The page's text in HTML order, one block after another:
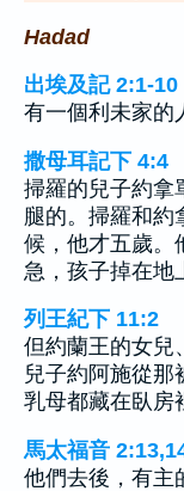
Hadad
出埃及記 2:1-10
有一個利未家
撒母耳記下 4:4
掃羅的兒子約拿
腿的。掃羅和約
候，他才五歲。
急，孩子掉在地
列王紀下 11:2
但約蘭王的女兒
兒子約阿施從那
乳母都藏在臥房
馬太福音
他們去後，有主